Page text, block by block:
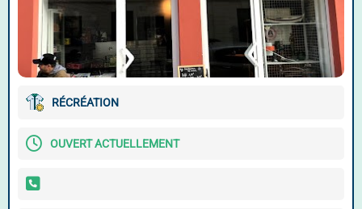
RÉCRÉATION
OUVERT ACTUELLEMENT